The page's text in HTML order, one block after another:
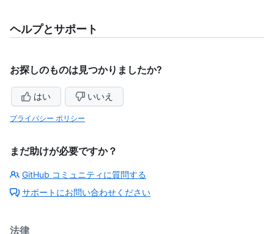
ヘルプとサポート
お探しのものは見つかりましたか?
はい いいえ
プライバシー ポリシー
まだ助けが必要ですか？
GitHub コミュニティに質問する
サポートにお問い合わせください
法律